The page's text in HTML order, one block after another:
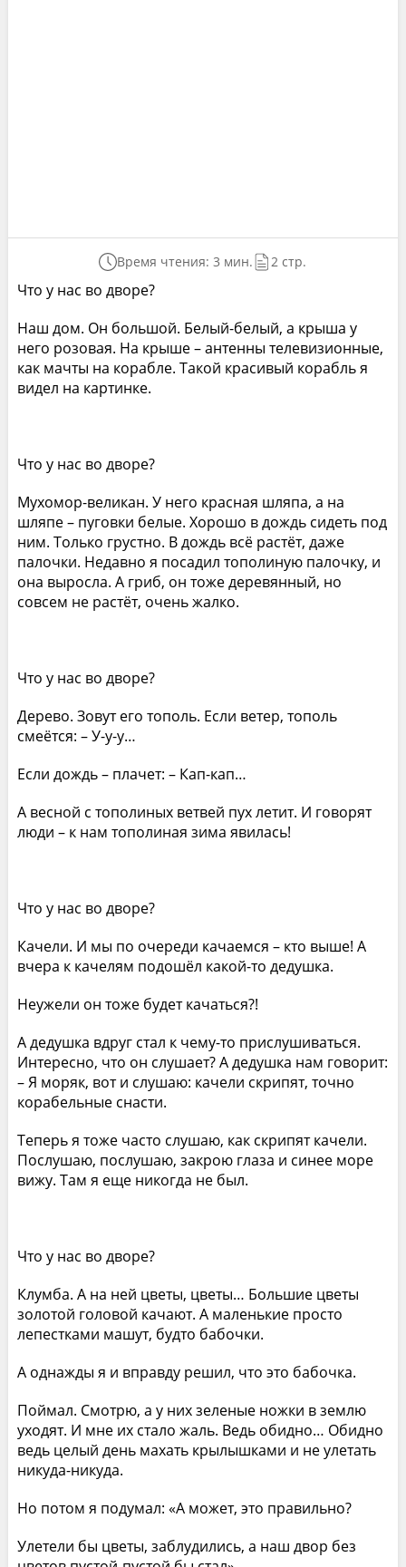
Время чтения: 3 мин. 2 стр.
Что у нас во дворе?
Наш дом. Он большой. Белый-белый, а крыша у
него розовая. На крыше – антенны телевизионные,
как мачты на корабле. Такой красивый корабль я
видел на картинке.
Что у нас во дворе?
Мухомор-великан. У него красная шляпа, а на
шляпе – пуговки белые. Хорошо в дождь сидеть под
ним. Только грустно. В дождь всё растёт, даже
палочки. Недавно я посадил тополиную палочку, и
она выросла. А гриб, он тоже деревянный, но
совсем не растёт, очень жалко.
Что у нас во дворе?
Дерево. Зовут его тополь. Если ветер, тополь
смеётся: – У-у-у…
Если дождь – плачет: – Кап-кап…
А весной с тополиных ветвей пух летит. И говорят
люди – к нам тополиная зима явилась!
Что у нас во дворе?
Качели. И мы по очереди качаемся – кто выше! А
вчера к качелям подошёл какой-то дедушка.
Неужели он тоже будет качаться?!
А дедушка вдруг стал к чему-то прислушиваться.
Интересно, что он слушает? А дедушка нам говорит:
– Я моряк, вот и слушаю: качели скрипят, точно
корабельные снасти.
Теперь я тоже часто слушаю, как скрипят качели.
Послушаю, послушаю, закрою глаза и синее море
вижу. Там я еще никогда не был.
Что у нас во дворе?
Клумба. А на ней цветы, цветы… Большие цветы
золотой головой качают. А маленькие просто
лепестками машут, будто бабочки.
А однажды я и вправду решил, что это бабочка.
Поймал. Смотрю, а у них зеленые ножки в землю
уходят. И мне их стало жаль. Ведь обидно… Обидно
ведь целый день махать крылышками и не улетать
никуда-никуда.
Но потом я подумал: «А может, это правильно?
Улетели бы цветы, заблудились, а наш двор без